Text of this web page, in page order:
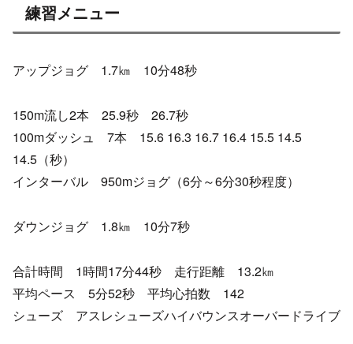
練習メニュー
アップジョグ 1.7㎞ 10分48秒
150m流し2本 25.9秒 26.7秒
100mダッシュ 7本 15.6 16.3 16.7 16.4 15.5 14.5
14.5（秒）
インターバル 950mジョグ（6分～6分30秒程度）
ダウンジョグ 1.8㎞ 10分7秒
合計時間 1時間17分44秒 走行距離 13.2㎞
平均ペース 5分52秒 平均心拍数 142
シューズ アスレシューズハイバウンスオーバードライブ